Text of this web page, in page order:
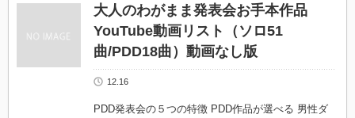
の
結
果
「本
前」
ま
大人のわがまま発表会お手本作品
YouTube動画リスト（ソロ51
曲/PDD18曲）動画なし版
12.16
PDD発表会の５つの特徴 PDD作品が選べる 男性ダ